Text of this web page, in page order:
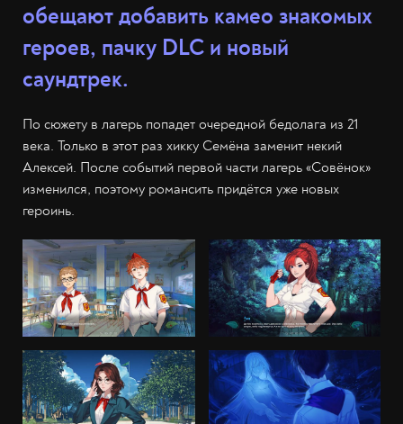
обещают добавить камео знакомых
героев, пачку DLC и новый
саундтрек.
По сюжету в лагерь попадет очередной бедолага из 21
века. Только в этот раз хикку Семёна заменит некий
Алексей. После событий первой части лагерь «Совёнок»
изменился, поэтому романсить придётся уже новых
героинь.